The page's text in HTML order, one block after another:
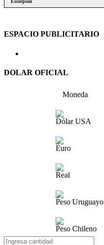
ESPACIO PUBLICITARIO
DOLAR OFICIAL
Moneda
Dólar USA
Euro
Real
Peso Uruguayo
Peso Chileno